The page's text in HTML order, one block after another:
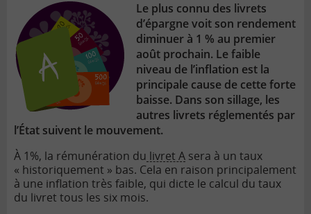
lien
Le plus connu des livrets
d’épargne voit son rendement
diminuer à 1 % au premier
août prochain. Le faible
niveau de l’inflation est la
principale cause de cette forte
baisse. Dans son sillage, les
autres livrets réglementés par
l’État suivent le mouvement.
À 1%, la rémunération du livret A sera à un taux
« historiquement » bas. Cela en raison principalement
à une inflation très faible, qui dicte le calcul du taux
du livret tous les six mois.